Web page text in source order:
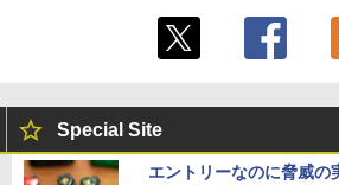
Special Site
エントリーなのに脅威